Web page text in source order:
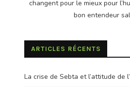
changent pour le mieux pour
bon entendeur
ARTICLES RÉCENTS
La crise de Sebta et l’attitude de